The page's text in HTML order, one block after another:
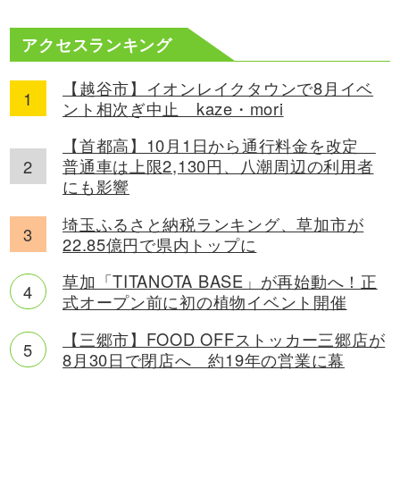
アクセスランキング
【越谷市】イオンレイクタウンで8月イベ
ント相次ぎ中止 kaze・mori
【首都高】10月1日から通行料金を改定
普通車は上限2,130円、八潮周辺の利用者
にも影響
埼玉ふるさと納税ランキング、草加市が
22.85億円で県内トップに
草加「TITANOTA BASE」が再始動へ！正
式オープン前に初の植物イベント開催
【三郷市】FOOD OFFストッカー三郷店が
8月30日で閉店へ 約19年の営業に幕